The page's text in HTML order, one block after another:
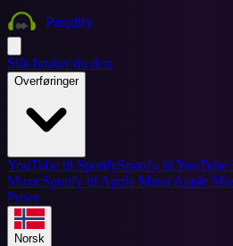
Paradify
Slik bruker du den
Overføringer
YouTube til SpotifySpotify til YouTube
MusicSpotify til Apple MusicApple
Priser
Norsk